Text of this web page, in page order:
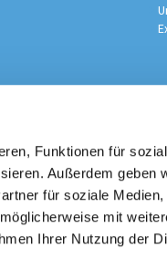
Funktionen für
Außerdem geben
für soziale Medien,
mit
Ihrer Nutzung der
der Täufer
Berlin
16
|Erzbistum Berlin